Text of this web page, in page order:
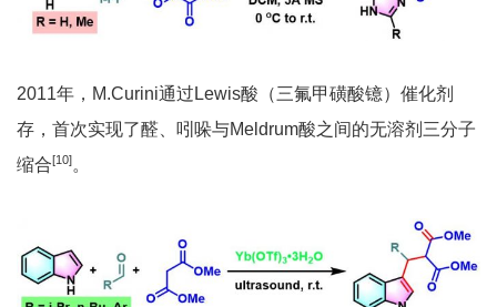
2011年，M.Curini通过Lewis酸（三氟甲磺酸镱）催化剂
存，首次实现了醛、吲哚与Meldrum酸之间的无溶剂三分子
缩合[10] 。